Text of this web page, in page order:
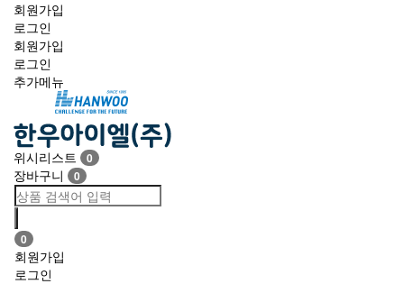
회원가입
로그인
회원가입
로그인
추가메뉴
navigation
위시리스트 0
장바구니 0
0
회원가입
로그인